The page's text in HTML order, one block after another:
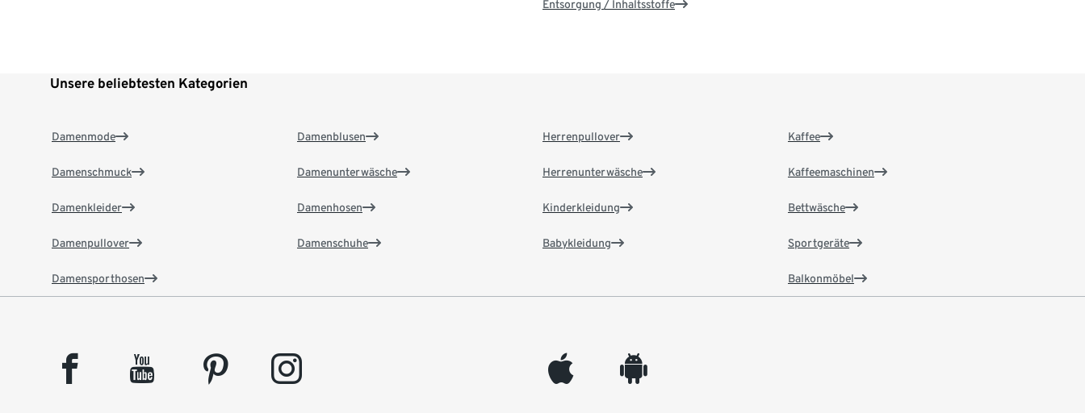
Entsorgung / Inhaltsstoffe
Unsere beliebtesten Kategorien
Damenmode
Damenschmuck
Damenkleider
Damenpullover
Damensporthosen
Damenblusen
Damenunterwäsche
Damenhosen
Damenschuhe
Herrenpullover
Herrenunterwäsche
Kinderkleidung
Babykleidung
Kaffee
Kaffeemaschinen
Bettwäsche
Sportgeräte
Balkonmöbel
facebook youtube pinterest instagram appleinc android